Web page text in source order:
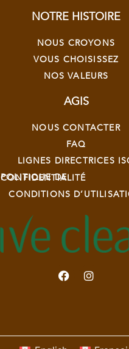
NOTRE HISTOIRE
NOUS CROYONS
VOUS CHOISISSEZ
NOS VALEURS
AGIS
NOUS CONTACTER
FAQ
LIGNES DIRECTRICES
POLITIQUE DE CONFIDENTIALITÉ
CONDITIONS